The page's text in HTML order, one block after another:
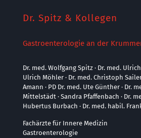
Dr. Spitz & Kollegen
Gastroenterologie an der
Dr. med. Wolfgang Spitz · Dr. med. Ulrich
Ulrich Möhler · Dr. med. Christoph
Amann · PD Dr. med. Ute Günther · Dr.
Mittelstädt · Sandra Pfaffenbach · Dr.
Hubertus Burbach · Dr. med. habil.
Fachärzte für Innere Medizin
Gastroenterologie